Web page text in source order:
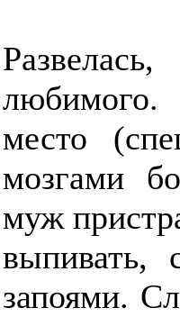
любимого.
место
мозгами
муж
выпивать,
запоями.